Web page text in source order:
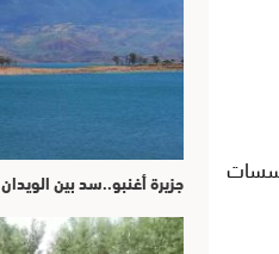
جزيرة أغنبو..سد بين الويدان